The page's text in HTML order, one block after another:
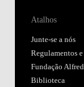
Atalhos
Junte-se a nós
Regulamentos
Fundação
Biblioteca